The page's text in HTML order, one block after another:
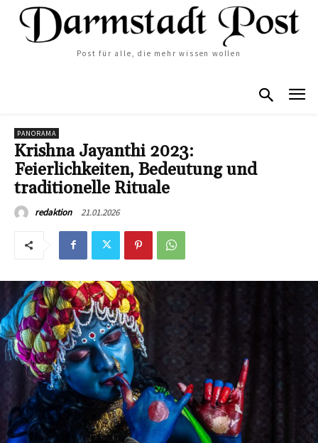
Post für alle, die mehr wissen wollen
PANORAMA
Krishna Jayanthi 2023:
Feierlichkeiten, Bedeutung und
traditionelle Rituale
redaktion 21.01.2026